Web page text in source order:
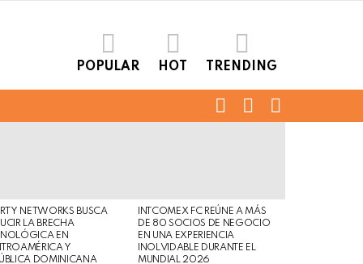
POPULAR HOT TRENDING
FOLLOWSEARCH
NETWORKS BUSCA
LA BRECHA
EN
Y
DOMINICANA
INTCOMEX FC REÚNE A MÁS
DE 80 SOCIOS DE NEGOCIO
EN UNA EXPERIENCIA
INOLVIDABLE DURANTE EL
MUNDIAL 2026